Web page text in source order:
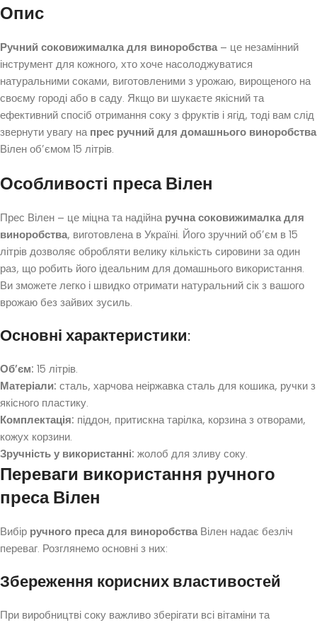
Опис
Ручний соковижималка для виноробства– це незамінний
інструмент для кожного, хто хоче насолоджуватися
натуральними соками, виготовленими з урожаю, вирощеного на
своєму городі або в саду. Якщо ви шукаєте якісний та
ефективний спосіб отримання соку з фруктів і ягід, тоді вам слід
звернути увагу на прес ручний для домашнього виноробства
Вілен об’ємом 15 літрів.
Особливості преса Вілен
Прес Вілен – це міцна та надійна ручна соковижималка для
виноробства, виготовлена в Україні. Його зручний об’єм в 15
літрів дозволяє обробляти велику кількість сировини за один
раз, що робить його ідеальним для домашнього використання.
Ви зможете легко і швидко отримати натуральний сік з вашого
врожаю без зайвих зусиль.
Основні характеристики:
Об’єм: 15 літрів.
Матеріали: сталь, харчова неіржавка сталь для кошика, ручки з
якісного пластику.
Комплектація: піддон, притискна тарілка, корзина з отворами,
кожух корзини.
Зручність у використанні: жолоб для зливу соку.
Переваги використання ручного
преса Вілен
Вибір ручного преса для виноробстваВілен надає безліч
переваг. Розглянемо основні з них:
Збереження корисних властивостей
При виробництві соку важливо зберігати всі вітаміни та